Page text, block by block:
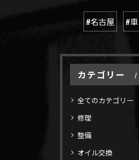
#名古屋 #車
カテゴリー
全てのカテゴリー
修理
整備
オイル交換